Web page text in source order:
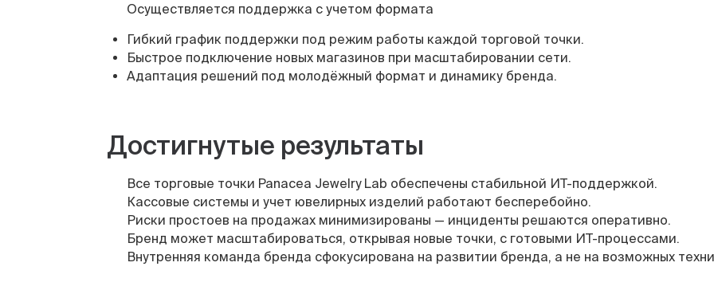
Осуществляется поддержка с учетом формата
Гибкий график поддержки под режим работы каждой торговой точки.
Быстрое подключение новых магазинов при масштабировании сети.
Адаптация решений под молодёжный формат и динамику бренда.
Достигнутые результаты
Все торговые точки Panacea Jewelry Lab обеспечены стабильной ИТ-поддержкой.
Кассовые системы и учет ювелирных изделий работают бесперебойно.
Риски простоев на продажах минимизированы — инциденты решаются оперативно.
Бренд может масштабироваться, открывая новые точки, с готовыми ИТ-процессами.
Внутренняя команда бренда сфокусирована на развитии бренда, а не на возможных